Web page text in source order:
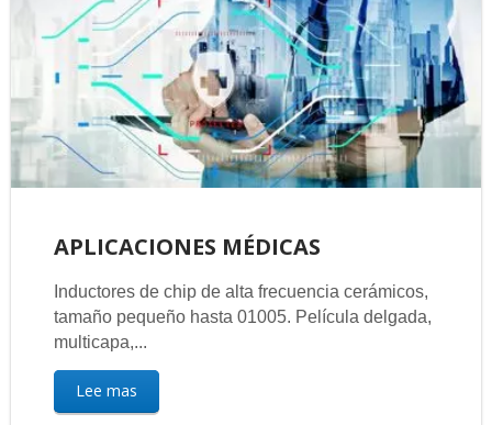
APLICACIONES MÉDICAS
Inductores de chip de alta frecuencia cerámicos,
tamaño pequeño hasta 01005. Película delgada,
multicapa,...
Lee mas